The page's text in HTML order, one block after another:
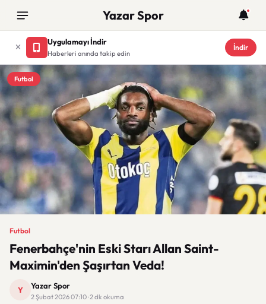
Yazar Spor
Uygulamayı İndir
Haberleri anında takip edin
İndir
Futbol
Futbol
Fenerbahçe'nin Eski Starı Allan Saint-
Maximin'den Şaşırtan Veda!
Y Yazar Spor
2 Şubat 2026 07:10 · 2 dk okuma